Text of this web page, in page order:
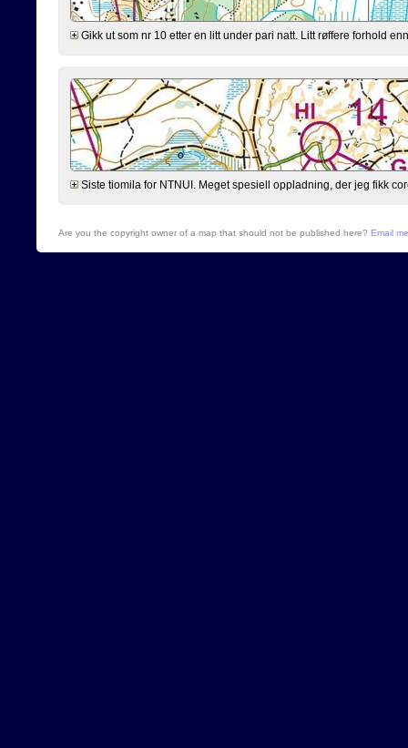
Gikk ut som nr 10 etter en litt under pari natt. Litt røffere forhold
Siste tiomila for NTNUI. Meget spesiell oppladning, der jeg fikk
Are you the copyright owner of a map that should not be published here? Email me